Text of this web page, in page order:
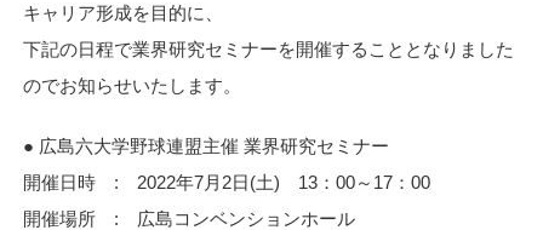
キャリア形成を目的に、
下記の日程で業界研究セミナーを開催することとなりました
のでお知らせいたします。
● 広島六大学野球連盟主催 業界研究セミナー
開催日時 : 2022年7月2日(土) 13：00～17：00
開催場所 : 広島コンベンションホール